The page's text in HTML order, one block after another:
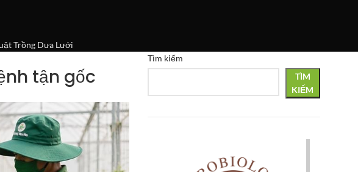
Trồng Dưa Lưới
tận gốc
Tìm kiếm
TÌM
KIẾM